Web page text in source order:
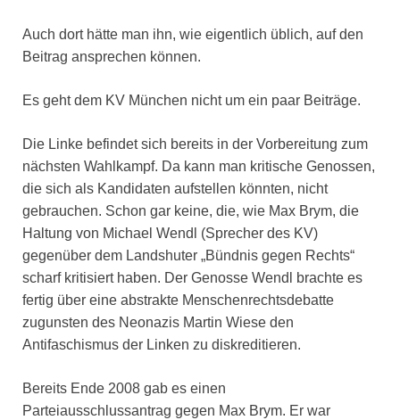
Auch dort hätte man ihn, wie eigentlich üblich, auf den
Beitrag ansprechen können.
Es geht dem KV München nicht um ein paar Beiträge.
Die Linke befindet sich bereits in der Vorbereitung zum
nächsten Wahlkampf. Da kann man kritische Genossen,
die sich als Kandidaten aufstellen könnten, nicht
gebrauchen. Schon gar keine, die, wie Max Brym, die
Haltung von Michael Wendl (Sprecher des KV)
gegenüber dem Landshuter „Bündnis gegen Rechts“
scharf kritisiert haben. Der Genosse Wendl brachte es
fertig über eine abstrakte Menschenrechtsdebatte
zugunsten des Neonazis Martin Wiese den
Antifaschismus der Linken zu diskreditieren.
Bereits Ende 2008 gab es einen
Parteiausschlussantrag gegen Max Brym. Er war